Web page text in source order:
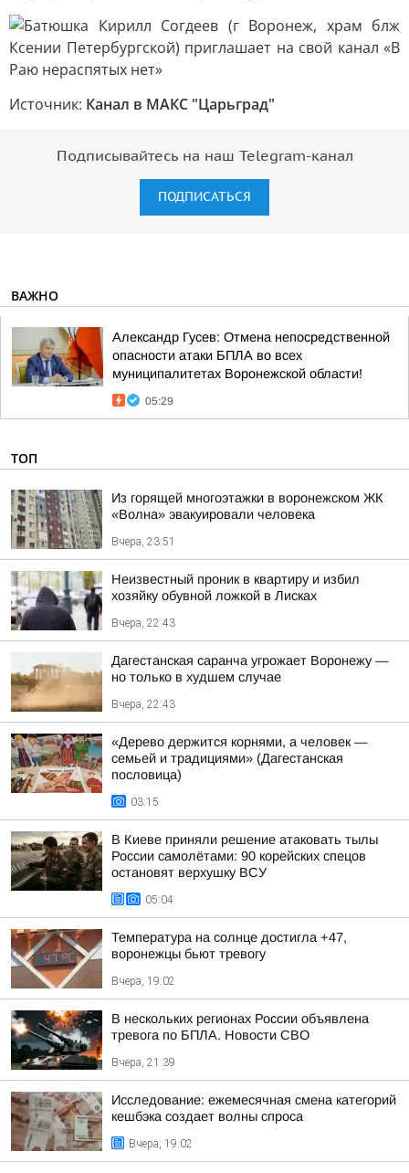
Источник: Канал в МАКС "Царьград"
Подписывайтесь на наш Telegram-канал
ПОДПИСАТЬСЯ
ВАЖНО
Александр Гусев: Отмена непосредственной
опасности атаки БПЛА во всех
муниципалитетах Воронежской области!
05:29
ТОП
Из горящей многоэтажки в воронежском ЖК
«Волна» эвакуировали человека
Вчера, 23:51
Неизвестный проник в квартиру и избил
хозяйку обувной ложкой в Лисках
Вчера, 22:43
Дагестанская саранча угрожает Воронежу —
но только в худшем случае
Вчера, 22:43
«Дерево держится корнями, а человек —
семьей и традициями» (Дагестанская
пословица)
03:15
В Киеве приняли решение атаковать тылы
России самолётами: 90 корейских спецов
остановят верхушку ВСУ
05:04
Температура на солнце достигла +47,
воронежцы бьют тревогу
Вчера, 19:02
В нескольких регионах России объявлена
тревога по БПЛА. Новости СВО
Вчера, 21:39
Исследование: ежемесячная смена категорий
кешбэка создает волны спроса
Вчера, 19:02